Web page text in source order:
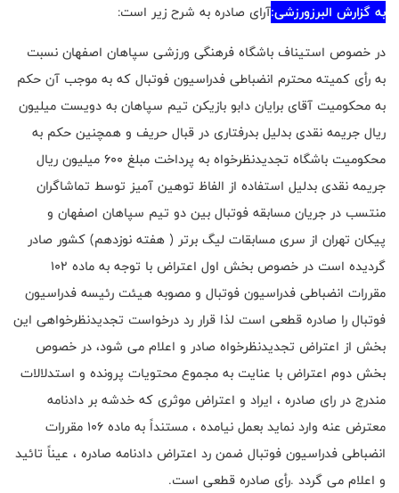
به گزارش البرزورزشی:آرای صادره به شرح زیر است:
در خصوص استیناف باشگاه فرهنگی ورزشی سپاهان اصفهان نسبت
به رأی کمیته محترم انضباطی فدراسیون فوتبال که به موجب آن حکم
به محکومیت آقای برایان دابو بازیکن تیم سپاهان به دویست میلیون
ریال جریمه نقدی بدلیل بدرفتاری در قبال حریف و همچنین حکم به
محکومیت باشگاه تجدیدنظرخواه به پرداخت مبلغ 600 میلیون ریال
جریمه نقدی بدلیل استفاده از الفاظ توهین آمیز توسط تماشاگران
منتسب در جریان مسابقه فوتبال بین دو تیم سپاهان اصفهان و
پیکان تهران از سری مسابقات لیگ برتر ( هفته نوزدهم) کشور صادر
گردیده است در خصوص بخش اول اعتراض با توجه به ماده 102
مقررات انضباطی فدراسیون فوتبال و مصوبه هیئت رئیسه فدراسیون
فوتبال را صادره قطعی است لذا قرار رد درخواست تجدیدنظرخواهی این
بخش از اعتراض تجدیدنظرخواه صادر و اعلام می شود، در خصوص
بخش دوم اعتراض با عنایت به مجموع محتویات پرونده و استدلالات
مندرج در رای صادره ، ایراد و اعتراض موثری که خدشه بر دادنامه
معترض عنه وارد نماید بعمل نیامده ، مستنداً به ماده 106 مقررات
انضباطی فدراسیون فوتبال ضمن رد اعتراض دادنامه صادره ، عیناً تائید
و اعلام می گردد .رأی صادره قطعی است.